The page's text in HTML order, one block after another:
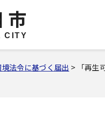
CITY
法令に基づく届出 > 「再生